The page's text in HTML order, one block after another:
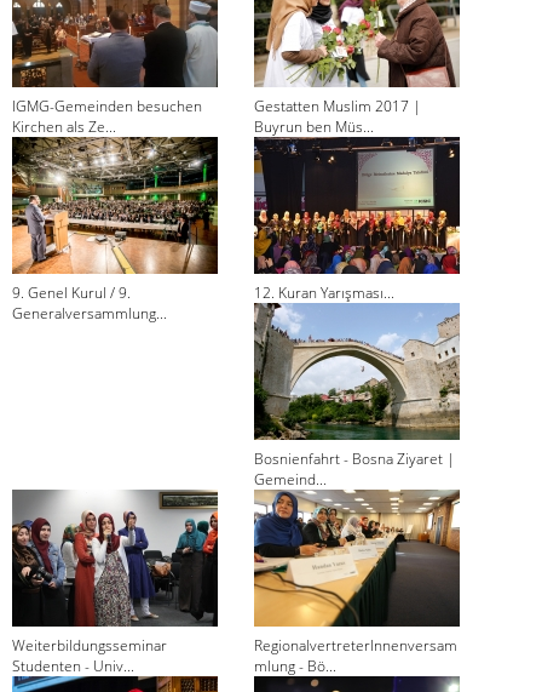
IGMG-Gemeinden besuchen
Kirchen als Ze...
Gestatten Muslim 2017 |
Buyrun ben Müs...
9. Genel Kurul / 9.
Generalversammlung...
12. Kuran Yarışması...
Bosnienfahrt - Bosna Ziyaret |
Gemeind...
Weiterbildungsseminar
Studenten - Univ...
RegionalvertreterInnenversam
mlung - Bö...